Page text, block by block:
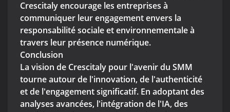
Crescitaly encourage les entreprises à
communiquer leur engagement envers la
responsabilité sociale et environnementale à
travers leur présence numérique.
Conclusion
La vision de Crescitaly pour l'avenir du SMM
tourne autour de l'innovation, de l'authenticité
et de l'engagement significatif. En adoptant des
analyses avancées, l'intégration de l'IA, des